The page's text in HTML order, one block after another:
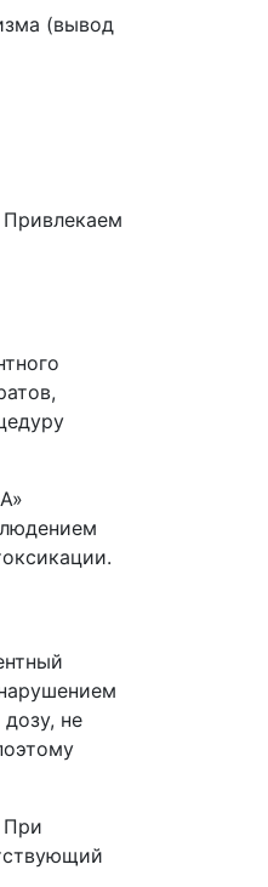
(вывод
не
При